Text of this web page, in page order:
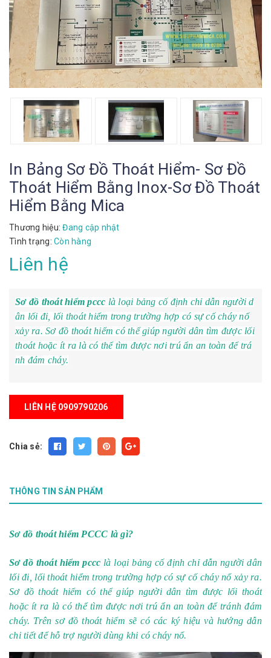
In Bảng Sơ Đồ Thoát Hiểm- Sơ Đồ
Thoát Hiểm Bằng Inox-Sơ Đồ Thoát
Hiểm Bằng Mica
Thương hiệu: Đang cập nhật
Tình trạng: Còn hàng
Liên hệ
Sơ đồ thoát hiểm pccc là loại bảng cố định chỉ dẫn người d
ân lối đi, lối thoát hiểm trong trường hợp có sự cố cháy nổ
xảy ra. Sơ đồ thoát hiểm có thể giúp người dân tìm được lối
thoát hoặc ít ra là có thể tìm được nơi trú ẩn an toàn để trá
nh đám cháy.
LIÊN HỆ 0909790206
Chia sẻ:
THÔNG TIN SẢN PHẨM
Sơ đồ thoát hiểm PCCC là gì?
Sơ đồ thoát hiểm pccc là loại bảng cố định chỉ dẫn người dân
lối đi, lối thoát hiểm trong trường hợp có sự cố cháy nổ xảy ra.
Sơ đồ thoát hiểm có thể giúp người dân tìm được lối thoát
hoặc ít ra là có thể tìm được nơi trú ẩn an toàn để tránh đám
cháy. Trên sơ đồ thoát hiểm sẽ có các ký hiệu và hướng dẫn
chi tiết để hỗ trợ người dùng khi có cháy nổ.